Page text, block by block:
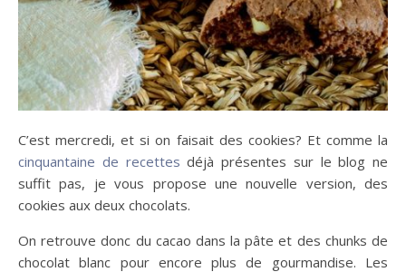
C’est mercredi, et si on faisait des cookies? Et comme la
cinquantaine de recettes déjà présentes sur le blog ne
suffit pas, je vous propose une nouvelle version, des
cookies aux deux chocolats.
On retrouve donc du cacao dans la pâte et des chunks de
chocolat blanc pour encore plus de gourmandise. Les